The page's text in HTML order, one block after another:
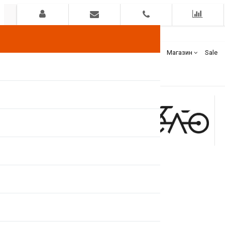
Гарантия Оплата Доставка Бренды Магазин Sale